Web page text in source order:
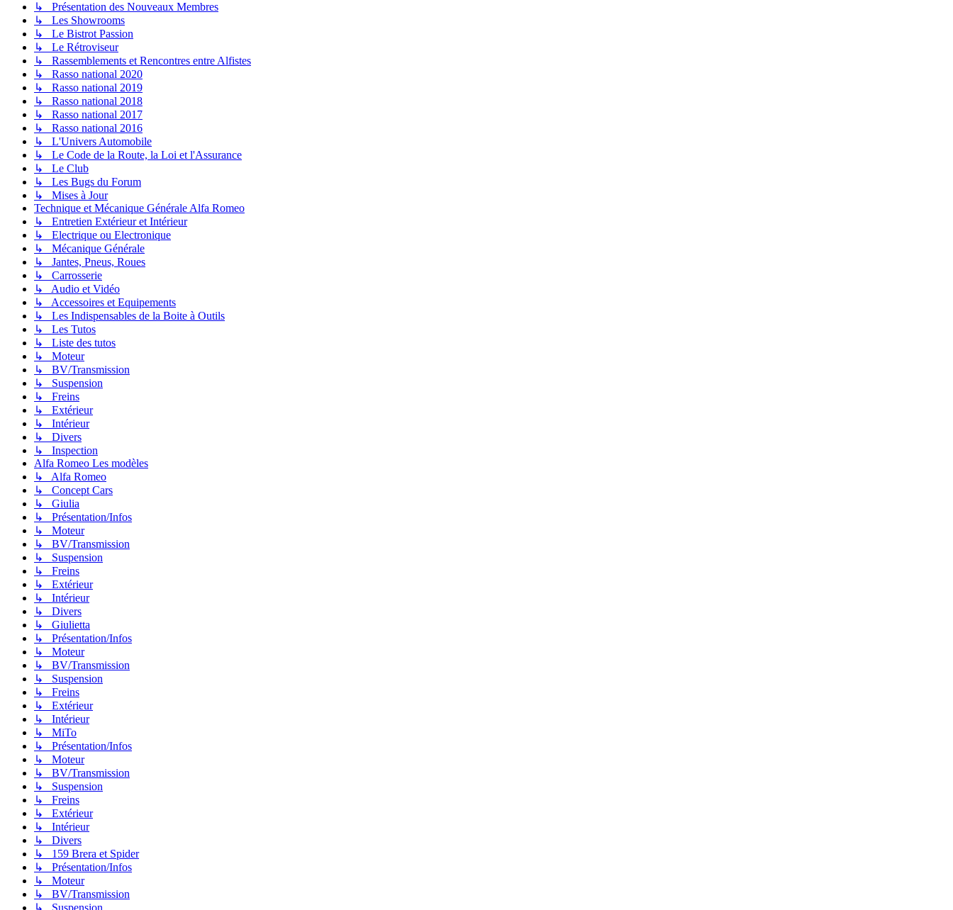
↳ Présentation des Nouveaux Membres
↳ Les Showrooms
↳ Le Bistrot Passion
↳ Le Rétroviseur
↳ Rassemblements et Rencontres entre Alfistes
↳ Rasso national 2020
↳ Rasso national 2019
↳ Rasso national 2018
↳ Rasso national 2017
↳ Rasso national 2016
↳ L'Univers Automobile
↳ Le Code de la Route, la Loi et l'Assurance
↳ Le Club
↳ Les Bugs du Forum
↳ Mises à Jour
Technique et Mécanique Générale Alfa Romeo
↳ Entretien Extérieur et Intérieur
↳ Electrique ou Electronique
↳ Mécanique Générale
↳ Jantes, Pneus, Roues
↳ Carrosserie
↳ Audio et Vidéo
↳ Accessoires et Equipements
↳ Les Indispensables de la Boite à Outils
↳ Les Tutos
↳ Liste des tutos
↳ Moteur
↳ BV/Transmission
↳ Suspension
↳ Freins
↳ Extérieur
↳ Intérieur
↳ Divers
↳ Inspection
Alfa Romeo Les modèles
↳ Alfa Romeo
↳ Concept Cars
↳ Giulia
↳ Présentation/Infos
↳ Moteur
↳ BV/Transmission
↳ Suspension
↳ Freins
↳ Extérieur
↳ Intérieur
↳ Divers
↳ Giulietta
↳ Présentation/Infos
↳ Moteur
↳ BV/Transmission
↳ Suspension
↳ Freins
↳ Extérieur
↳ Intérieur
↳ MiTo
↳ Présentation/Infos
↳ Moteur
↳ BV/Transmission
↳ Suspension
↳ Freins
↳ Extérieur
↳ Intérieur
↳ Divers
↳ 159 Brera et Spider
↳ Présentation/Infos
↳ Moteur
↳ BV/Transmission